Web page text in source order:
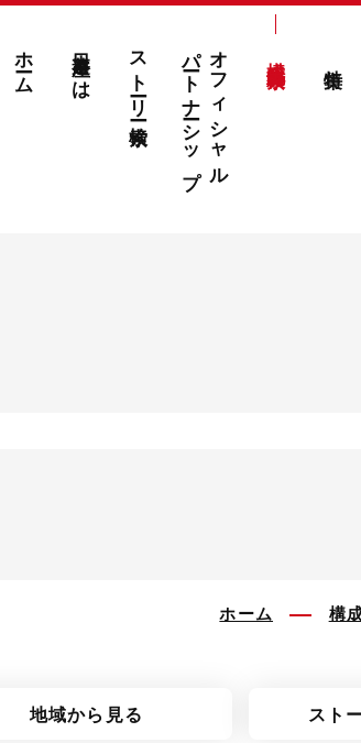
ホーム 日本遺産とは ストーリー検索 オフィシャル
パートナーシップ
ホーム 構
地域から見る スト